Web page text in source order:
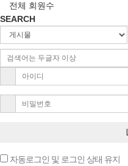
전체 회원수
SEARCH
자동로그인 및 로그인 상태 유지